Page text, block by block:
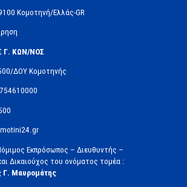
Ελλάς-GR
ΚΩΝ/ΝΟΣ
ΔOΥ Κομοτηνής
Εκπρόσωπος – Διευθυντής –
Δικαιούχος του ονόματος τομέα :
Γ. Μαυρομάτης